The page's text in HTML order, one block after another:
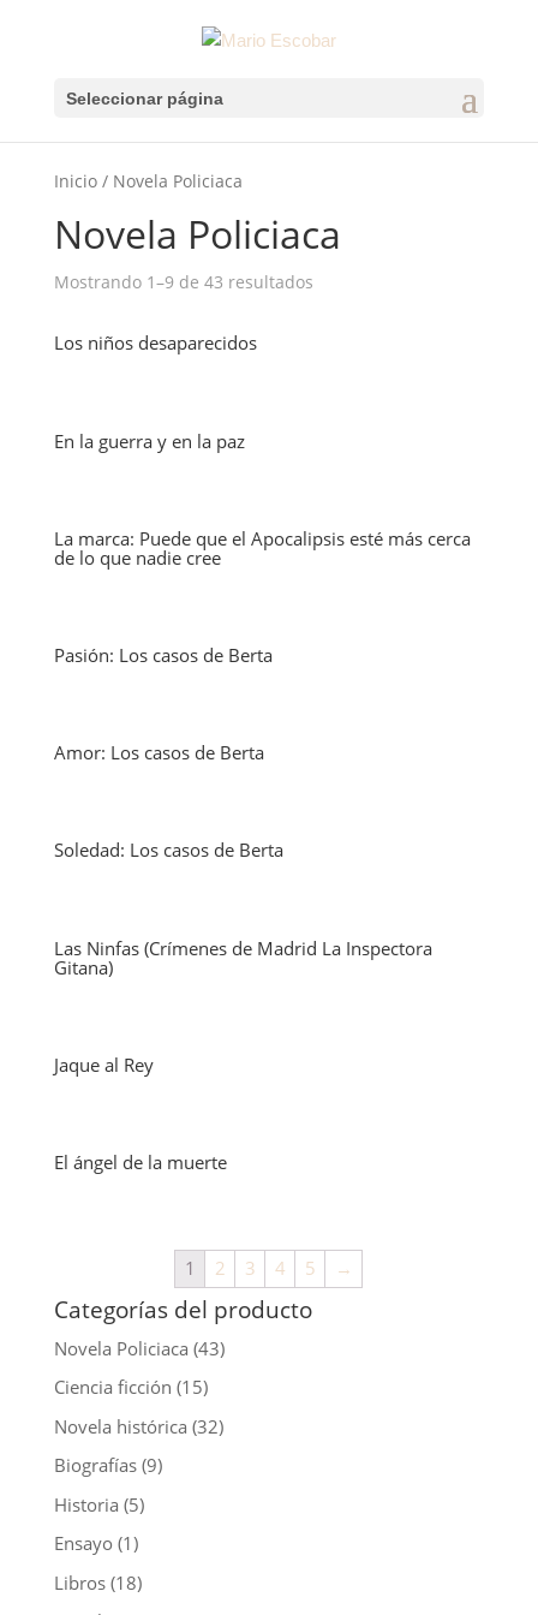
Seleccionar página
Inicio/ Novela Policiaca
Novela Policiaca
Mostrando 1–9 de 43 resultados
Los niños desaparecidos
En la guerra y en la paz
La marca: Puede que el Apocalipsis esté más cerca
de lo que nadie cree
Pasión: Los casos de Berta
Amor: Los casos de Berta
Soledad: Los casos de Berta
Las Ninfas (Crímenes de Madrid La Inspectora
Gitana)
Jaque al Rey
El ángel de la muerte
1 2 3 4 5 →
Categorías del producto
Novela Policiaca (43)
Ciencia ficción (15)
Novela histórica (32)
Biografías (9)
Historia (5)
Ensayo (1)
Libros (18)